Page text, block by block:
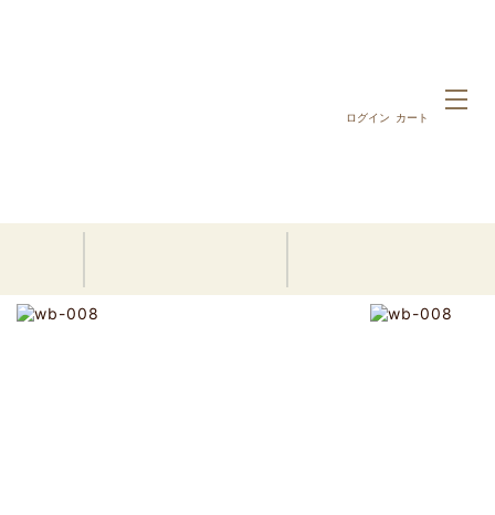
ログイン カート
結婚式・両親贈呈ギフト｜フォトフラワーキャンバス